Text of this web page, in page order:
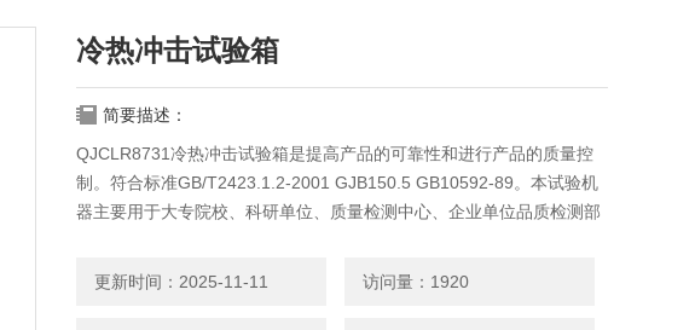
冷热冲击试验箱
简要描述：
QJCLR8731冷热冲击试验箱是提高产品的可靠性和进行产品的质量控
制。符合标准GB/T2423.1.2-2001 GJB150.5 GB10592-89。本试验机
器主要用于大专院校、科研单位、质量检测中心、企业单位品质检测部
更新时间：2025-11-11 访问量：1920